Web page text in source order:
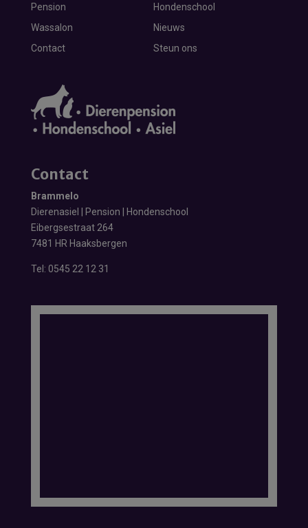
Pension
Hondenschool
Wassalon
Nieuws
Contact
Steun ons
Contact
Brammelo
Dierenasiel | Pension | Hondenschool
Eibergsestraat 264
7481 HR Haaksbergen
Tel: 0545 22 12 31